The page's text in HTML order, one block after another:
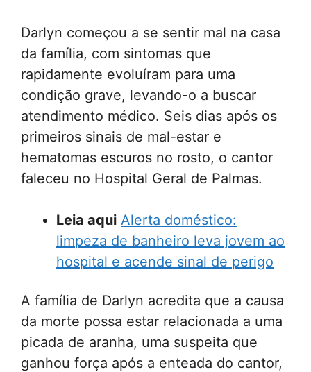
Darlyn começou a se sentir mal na casa
da família, com sintomas que
rapidamente evoluíram para uma
condição grave, levando-o a buscar
atendimento médico. Seis dias após os
primeiros sinais de mal-estar e
hematomas escuros no rosto, o cantor
faleceu no Hospital Geral de Palmas.
Leia aqui Alerta doméstico:
limpeza de banheiro leva jovem ao
hospital e acende sinal de perigo
A família de Darlyn acredita que a causa
da morte possa estar relacionada a uma
picada de aranha, uma suspeita que
ganhou força após a enteada do cantor,